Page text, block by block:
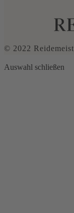
© 2022
Auswahl schließen